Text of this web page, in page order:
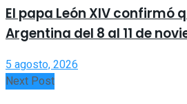
El papa León XIV confirmó
Argentina del 8 al 11 de
5 agosto, 2026
Next Post